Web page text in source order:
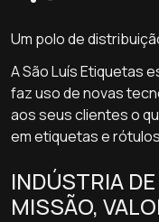
Um polo de
A São Luís Etiquetas
faz uso de novas
aos seus clientes o
em etiquetas e
INDÚSTRIA
MISSÃO,